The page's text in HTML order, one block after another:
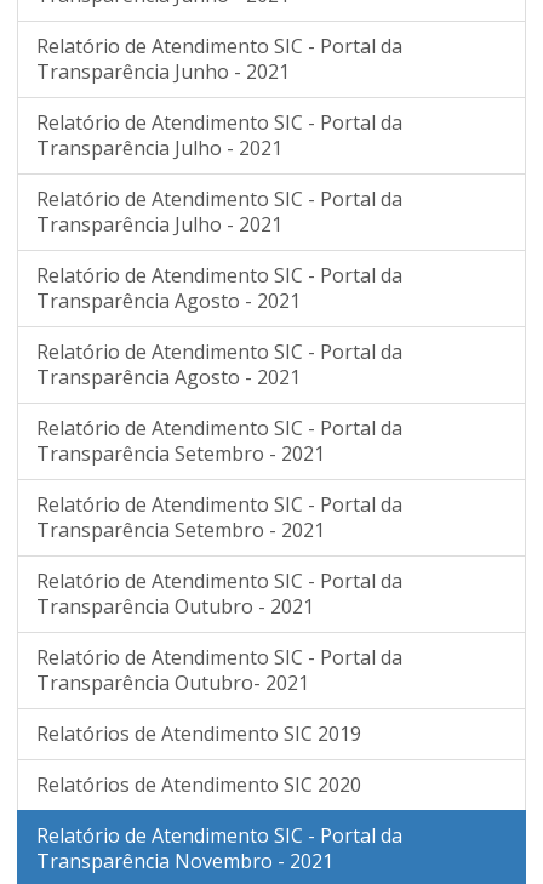
Relatório de Atendimento SIC - Portal da
Transparência Junho - 2021
Relatório de Atendimento SIC - Portal da
Transparência Julho - 2021
Relatório de Atendimento SIC - Portal da
Transparência Julho - 2021
Relatório de Atendimento SIC - Portal da
Transparência Agosto - 2021
Relatório de Atendimento SIC - Portal da
Transparência Agosto - 2021
Relatório de Atendimento SIC - Portal da
Transparência Setembro - 2021
Relatório de Atendimento SIC - Portal da
Transparência Setembro - 2021
Relatório de Atendimento SIC - Portal da
Transparência Outubro - 2021
Relatório de Atendimento SIC - Portal da
Transparência Outubro- 2021
Relatórios de Atendimento SIC 2019
Relatórios de Atendimento SIC 2020
Relatório de Atendimento SIC - Portal da
Transparência Novembro - 2021